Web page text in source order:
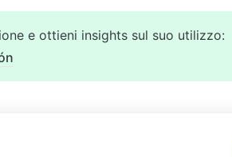
e ottieni insights sul suo utilizzo: